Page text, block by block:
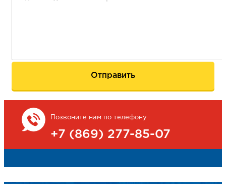
Позвоните нам по телефону
+7 ( 869) 277-85-07